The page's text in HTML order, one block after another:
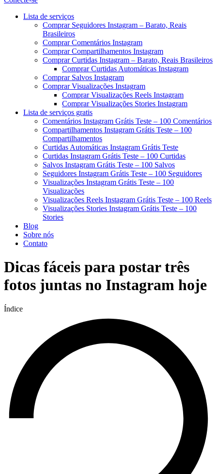
Menu
Lista de serviços
Comprar Seguidores Instagram – Barato, Reais
Brasileiros
Comprar Comentários Instagram
Comprar Compartilhamentos Instagram
Comprar Curtidas Instagram – Barato, Reais Brasileiros
Comprar Curtidas Automáticas Instagram
Comprar Salvos Instagram
Comprar Visualizações Instagram
Comprar Visualizações Reels Instagram
Comprar Visualizações Stories Instagram
Lista de serviços gratis
Comentários Instagram Grátis Teste – 100 Comentários
Compartilhamentos Instagram Grátis Teste – 100
Compartilhamentos
Curtidas Automáticas Instagram Grátis Teste
Curtidas Instagram Grátis Teste – 100 Curtidas
Salvos Instagram Grátis Teste – 100 Salvos
Seguidores Instagram Grátis Teste – 100 Seguidores
Visualizações Instagram Grátis Teste – 100
Visualizações
Visualizações Reels Instagram Grátis Teste – 100 Reels
Visualizações Stories Instagram Grátis Teste – 100
Stories
Blog
Sobre nós
Contato
Dicas fáceis para postar três
fotos juntas no Instagram hoje
Índice